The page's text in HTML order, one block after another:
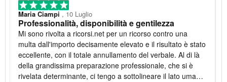
Maria Ciampi , 10 Luglio
Professionalità, disponibilità e gentilezza
Mi sono rivolta a ricorsi.net per un ricorso contro una
multa dall'importo decisamente elevato e il risultato è stato
eccellente, con il totale annullamento del verbale. Al di là
della grandissima preparazione professionale, che si è
rivelata determinante, ci tengo a sottolineare il lato umano: